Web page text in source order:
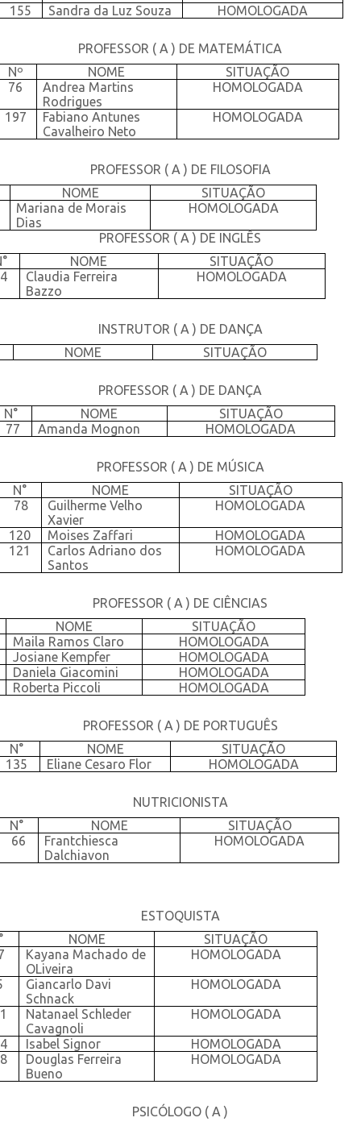
155
Sandra da Luz Souza HOMOLOGADA
PROFESSOR ( A ) DE MATEMÁTICA
Nº
NOME
SITUAÇÃO
76
Andrea Martins
Rodrigues
HOMOLOGADA
197
Fabiano Antunes
Cavalheiro Neto
HOMOLOGADA
PROFESSOR ( A ) DE FILOSOFIA
NOME
SITUAÇÃO
Mariana de Morais
Dias
HOMOLOGADA
PROFESSOR ( A ) DE INGLÊS
NOME
SITUAÇÃO
Claudia Ferreira
Bazzo
HOMOLOGADA
INSTRUTOR ( A ) DE DANÇA
NOME
SITUAÇÃO
PROFESSOR ( A ) DE DANÇA
N°
NOME
SITUAÇÃO
77
Amanda Mognon HOMOLOGADA
PROFESSOR ( A ) DE MÚSICA
N°
NOME
SITUAÇÃO
78
Guilherme Velho
Xavier
HOMOLOGADA
120 Moises Zaffari
HOMOLOGADA
121
Carlos Adriano dos
Santos
HOMOLOGADA
PROFESSOR ( A ) DE CIÊNCIAS
NOME
SITUAÇÃO
Maila Ramos Claro
HOMOLOGADA
Josiane Kempfer
HOMOLOGADA
Daniela Giacomini
HOMOLOGADA
Roberta Piccoli
HOMOLOGADA
PROFESSOR ( A ) DE PORTUGUÊS
N°
NOME
SITUAÇÃO
135
Eliane Cesaro Flor HOMOLOGADA
NUTRICIONISTA
N°
NOME
SITUAÇÃO
66
Frantchiesca
Dalchiavon
HOMOLOGADA
ESTOQUISTA
NOME
SITUAÇÃO
Kayana Machado de
OLiveira
HOMOLOGADA
Giancarlo Davi
Schnack
HOMOLOGADA
Natanael Schleder
Cavagnoli
HOMOLOGADA
Isabel Signor
HOMOLOGADA
Douglas Ferreira
Bueno
HOMOLOGADA
PSICÓLOGO ( A )